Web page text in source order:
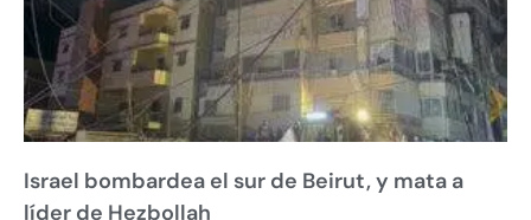
Israel bombardea el sur de Beirut, y mata a
líder de Hezbollah